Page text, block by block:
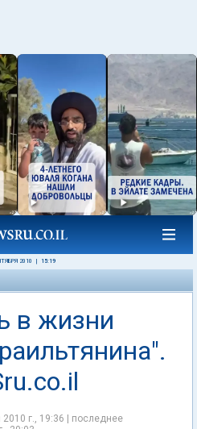
2010 15:19
в жизни
г., 19:36 | последнее